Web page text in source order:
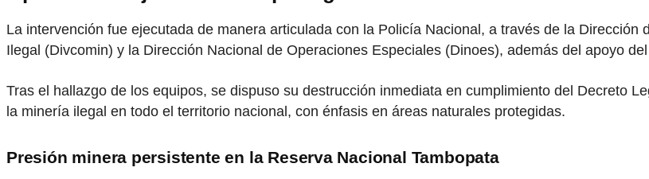
La intervención fue ejecutada de manera articulada con la Policía Nacional, a través de la
Ilegal (Divcomin) y la Dirección Nacional de Operaciones Especiales (Dinoes), además del apoyo
Tras el hallazgo de los equipos, se dispuso su destrucción inmediata en cumplimiento del Decreto
la minería ilegal en todo el territorio nacional, con énfasis en áreas naturales protegidas.
Presión minera persistente en la Reserva Nacional Tambopata